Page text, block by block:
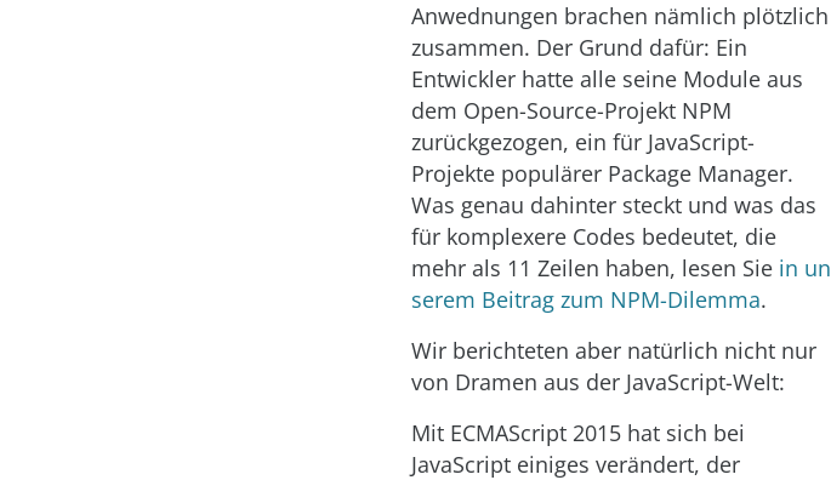
Anwednungen brachen nämlich plötzlich
zusammen. Der Grund dafür: Ein
Entwickler hatte alle seine Module aus
dem Open-Source-Projekt NPM
zurückgezogen, ein für JavaScript-
Projekte populärer Package Manager.
Was genau dahinter steckt und was das
für komplexere Codes bedeutet, die
mehr als 11 Zeilen haben, lesen Sie in un
serem Beitrag zum NPM-Dilemma.
Wir berichteten aber natürlich nicht nur
von Dramen aus der JavaScript-Welt:
Mit ECMAScript 2015 hat sich bei
JavaScript einiges verändert, der